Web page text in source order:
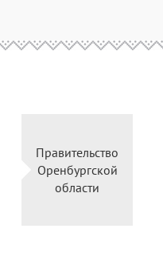
Правительство
Оренбургской
области